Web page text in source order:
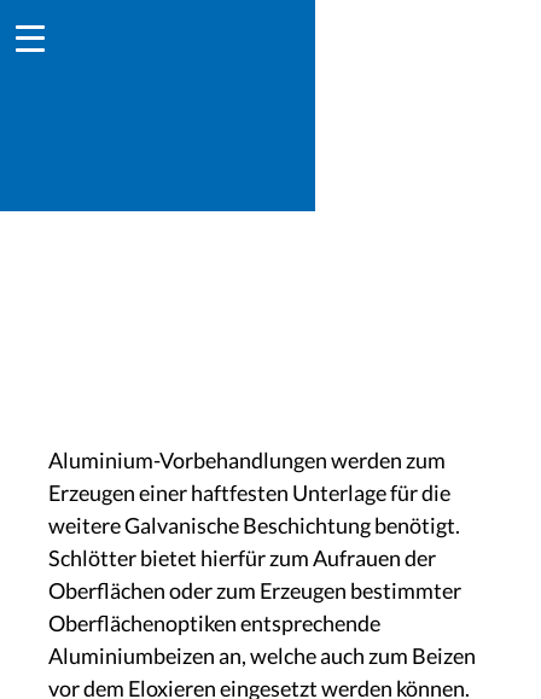
Aluminium-Vorbehandlungen werden zum
Erzeugen einer haftfesten Unterlage für die
weitere Galvanische Beschichtung benötigt.
Schlötter bietet hierfür zum Aufrauen der
Oberflächen oder zum Erzeugen bestimmter
Oberflächenoptiken entsprechende
Aluminiumbeizen an, welche auch zum Beizen
vor dem Eloxieren eingesetzt werden können.